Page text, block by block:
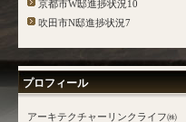
京都市W邸進捗状況10
吹田市N邸進捗状況7
プロフィール
アーキテクチャーリンクライフ㈱